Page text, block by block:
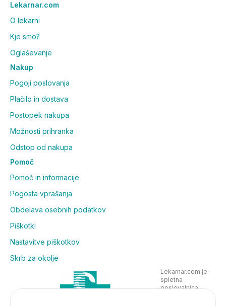
Lekarnar.com
O lekarni
Kje smo?
Oglaševanje
Nakup
Pogoji poslovanja
Plačilo in dostava
Postopek nakupa
Možnosti prihranka
Odstop od nakupa
Pomoč
Pomoč in informacije
Pogosta vprašanja
Obdelava osebnih podatkov
Piškotki
Nastavitve piškotkov
Skrb za okolje
Lekarnar.com je
spletna
poslovalnica